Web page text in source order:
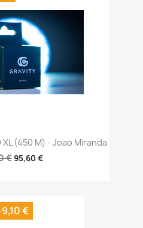
XL (450 M) - Joao Miranda
€95,60 €
€